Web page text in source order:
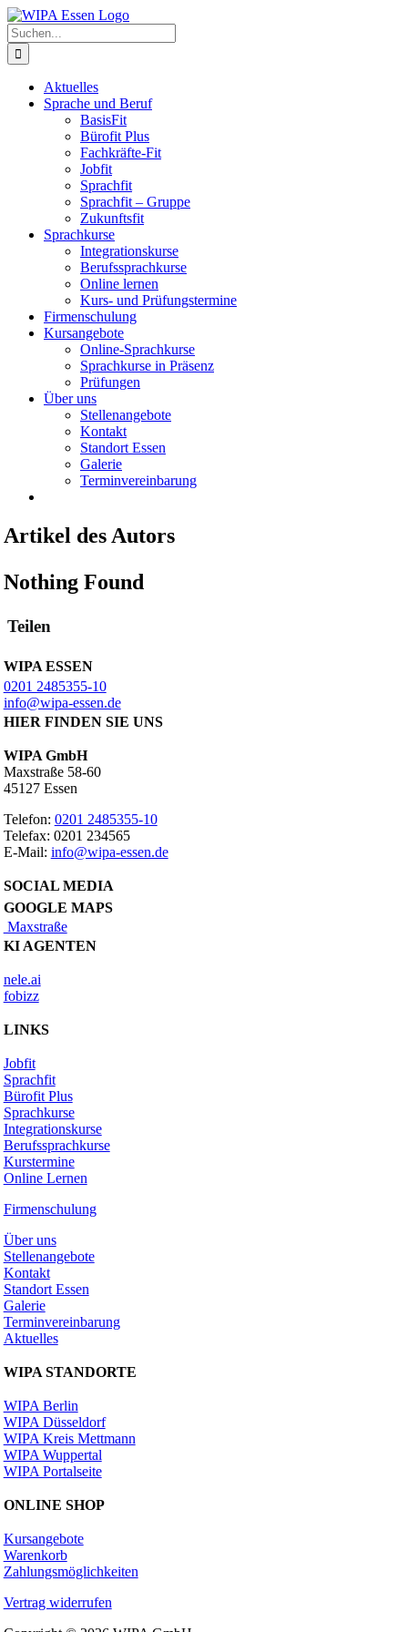
Zum
Inhalt
springen
Suche
nach:
Aktuelles
Sprache und Beruf
BasisFit
Bürofit Plus
Fachkräfte-Fit
Jobfit
Sprachfit
Sprachfit – Gruppe
Zukunftsfit
Sprachkurse
Integrationskurse
Berufssprachkurse
Online lernen
Kurs- und Prüfungstermine
Firmenschulung
Kursangebote
Online-Sprachkurse
Sprachkurse in Präsenz
Prüfungen
Über uns
Stellenangebote
Kontakt
Standort Essen
Galerie
Terminvereinbarung
Artikel des Autors
Nothing Found
Teilen
WIPA ESSEN
0201 2485355-10
info@wipa-essen.de
HIER FINDEN SIE UNS
WIPA GmbH
Maxstraße 58-60
45127 Essen
Telefon: 0201 2485355-10
Telefax: 0201 234565
E-Mail: info@wipa-essen.de
SOCIAL MEDIA
GOOGLE MAPS
Maxstraße
KI AGENTEN
nele.ai
fobizz
LINKS
Jobfit
Sprachfit
Bürofit Plus
Sprachkurse
Integrationskurse
Berufssprachkurse
Kurstermine
Online Lernen
Firmenschulung
Über uns
Stellenangebote
Kontakt
Standort Essen
Galerie
Terminvereinbarung
Aktuelles
WIPA STANDORTE
WIPA Berlin
WIPA Düsseldorf
WIPA Kreis Mettmann
WIPA Wuppertal
WIPA Portalseite
ONLINE SHOP
Kursangebote
Warenkorb
Zahlungsmöglichkeiten
Vertrag widerrufen